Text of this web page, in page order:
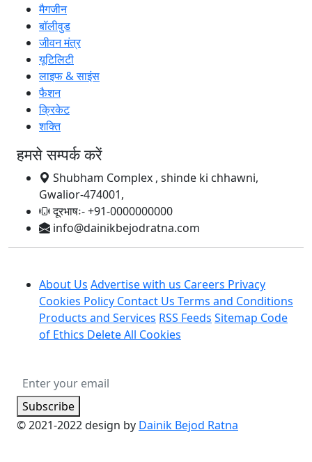
मैगजीन
बॉलीवुड
जीवन मंत्र
यूटिलिटी
लाइफ & साइंस
फैशन
क्रिकेट
शक्ति
हमसे सम्पर्क करें
Shubham Complex , shinde ki chhawni,
Gwalior-474001,
दूरभाषः- +91-0000000000
info@dainikbejodratna.com
About Us Advertise with us Careers Privacy
Cookies Policy Contact Us Terms and Conditions
Products and Services RSS Feeds Sitemap Code
of Ethics Delete All Cookies
Subscribe
© 2021-2022 design by Dainik Bejod Ratna